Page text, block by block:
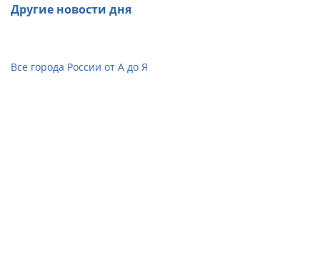
Другие новости дня
Все города России от А до Я